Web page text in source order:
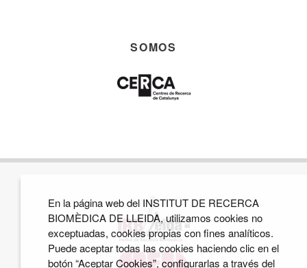
SOMOS
En la página web del INSTITUT DE RECERCA
BIOMÈDICA DE LLEIDA, utilizamos cookies no
exceptuadas, cookies propias con fines analíticos.
Puede aceptar todas las cookies haciendo clic en el
botón “Aceptar Cookies”, configurarlas a través del